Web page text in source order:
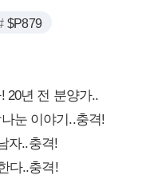
$P879
20년 전 분양가..
눈 이야기..충격!
자..충격!
다..충격!